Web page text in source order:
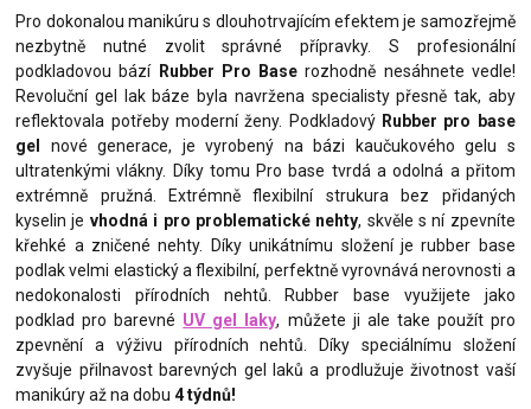
Pro dokonalou manikúru s dlouhotrvajícím efektem je samozřejmě
nezbytně nutné zvolit správné přípravky. S profesionální
podkladovou bází Rubber Pro Base rozhodně nesáhnete vedle!
Revoluční gel lak báze byla navržena specialisty přesně tak, aby
reflektovala potřeby moderní ženy. Podkladový Rubber pro base
gel
nové generace, je vyrobený na bázi kaučukového gelu s
ultratenkými vlákny. Díky tomu Pro base tvrdá a odolná a přitom
extrémně pružná. Extrémně flexibilní strukura bez přidaných
kyselin je vhodná i pro problematické nehty, skvěle s ní zpevníte
křehké a zničené nehty. Díky unikátnímu složení je rubber base
podlak velmi elastický a flexibilní, perfektně vyrovnává nerovnosti a
nedokonalosti přírodních nehtů. Rubber base využijete jako
podklad pro barevné UV gel laky, můžete ji ale take použít pro
zpevnění a výživu přírodních nehtů. Díky speciálnímu složení
zvyšuje přilnavost barevných gel laků a prodlužuje životnost vaší
manikúry až na dobu4 týdnů!